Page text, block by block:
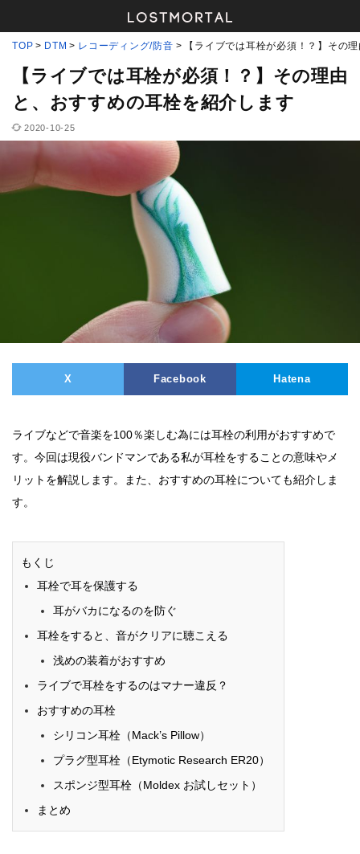
TOP DTM レコーディング/防音 【ライブでは耳栓が必須！？】その
【ライブでは耳栓が必須！？】その理由
と、おすすめの耳栓を紹介します
2020-10-25
X Facebook Hatena
ライブなどで音楽を100％楽しむ為には耳栓の利用がおすすめで
す。今回は現役バンドマンである私が耳栓をすることの意味やメ
リットを解説します。また、おすすめの耳栓についても紹介しま
す。
もくじ
耳栓で耳を保護する
耳がバカになるのを防ぐ
耳栓をすると、音がクリアに聴こえる
浅めの装着がおすすめ
ライブで耳栓をするのはマナー違反？
おすすめの耳栓
シリコン耳栓（Mack’s Pillow）
プラグ型耳栓（Etymotic Research ER20）
スポンジ型耳栓（Moldex お試しセット）
まとめ